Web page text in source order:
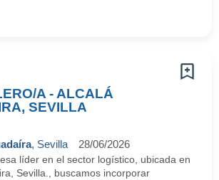
A - ALCALÁ
SEVILLA
, Sevilla 28/06/2026
líder en el sector logístico, ubicada en
Sevilla., buscamos incorporar